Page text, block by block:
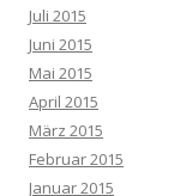
Juli 2015
Juni 2015
Mai 2015
April 2015
März 2015
Februar 2015
Januar 2015